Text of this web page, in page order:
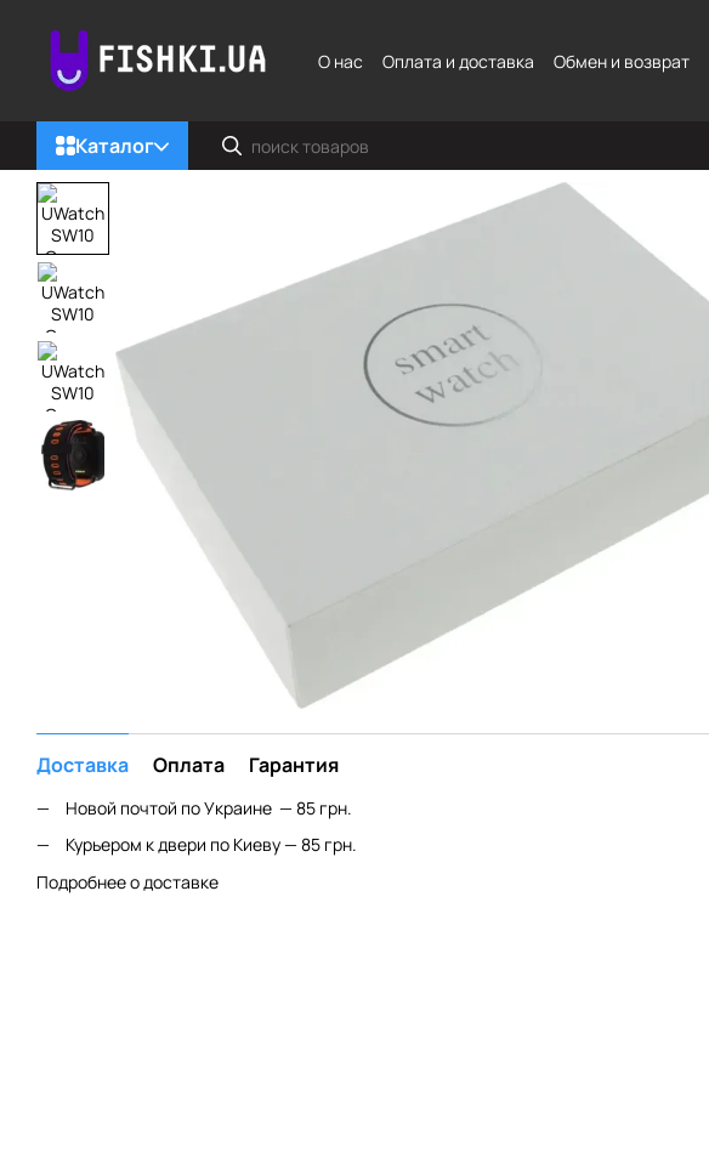
О нас
Оплата и доставка Обмен и возврат
Каталог
Доставка Оплата Гарантия
Новой почтой по Украине — 85 грн.
Курьером к двери по Киеву — 85 грн.
Подробнее о доставке